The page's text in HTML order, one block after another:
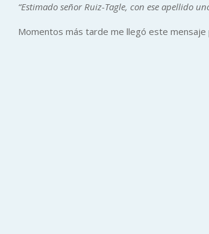
“Estimado señor Ruiz-Tagle, con ese apellido
Momentos más tarde me llegó este mensaje